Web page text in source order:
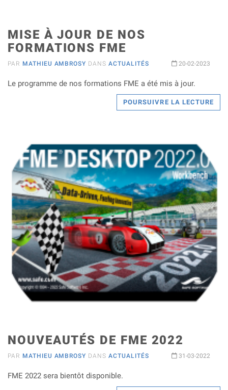
MISE À JOUR DE NOS
FORMATIONS FME
PAR MATHIEU AMBROSY DANSACTUALITÉS 20-02-2023
Le programme de nos formations FME a été mis à jour.
POURSUIVRE LA LECTURE
NOUVEAUTÉS DE FME 2022
PAR MATHIEU AMBROSY DANSACTUALITÉS 31-03-2022
FME 2022 sera bientôt disponible.